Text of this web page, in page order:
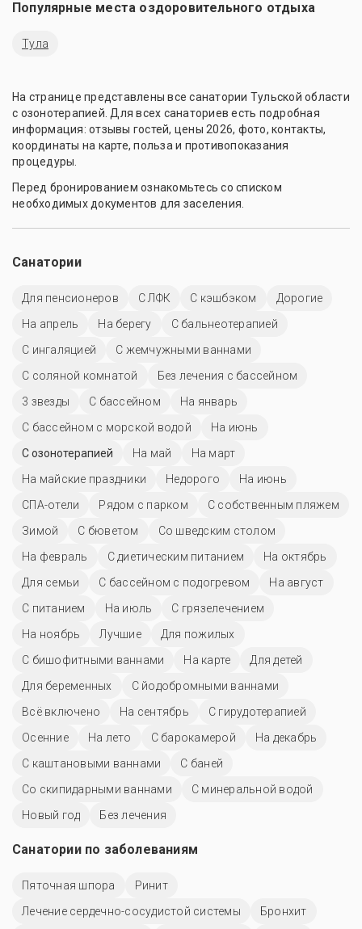
Популярные места оздоровительного отдыха
Тула
На странице представлены все санатории Тульской области
с озонотерапией. Для всех санаториев есть подробная
информация: отзывы гостей, цены 2026, фото, контакты,
координаты на карте, польза и противопоказания
процедуры.
Перед бронированием ознакомьтесь со списком
необходимых документов для заселения.
Санатории
Для пенсионеров С ЛФК С кэшбэком
Дорогие
На апрель
На берегу
С бальнеотерапией
С ингаляцией
С жемчужными ваннами
С соляной комнатой
Без лечения с бассейном
3 звезды
C бассейном
На январь
С бассейном с морской водой
На июнь
С озонотерапией
На май
На март
На майские праздники
Недорого
На июнь
СПА-отели
Рядом с парком
С собственным пляжем
Зимой
С бюветом
Со шведским столом
На февраль
С диетическим питанием
На октябрь
Для семьи
С бассейном с подогревом
На август
С питанием
На июль
С грязелечением
На ноябрь
Лучшие
Для пожилых
С бишофитными ваннами
На карте
Для детей
Для беременных
С йодобромными ваннами
Всё включено
На сентябрь
С гирудотерапией
Осенние
На лето С барокамерой
На декабрь
С каштановыми ваннами
С баней
Со скипидарными ваннами
С минеральной водой
Новый год
Без лечения
Санатории по заболеваниям
Пяточная шпора
Ринит
Лечение сердечно-сосудистой системы
Бронхит